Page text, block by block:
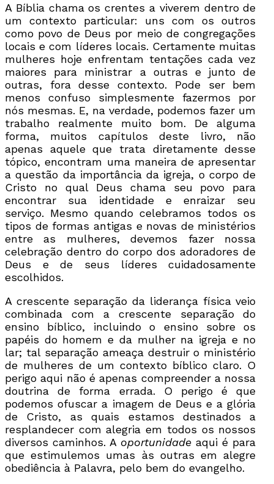
A Bíblia chama os crentes a viverem dentro de
um contexto particular: uns com os outros
como povo de Deus por meio de congregações
locais e com líderes locais. Certamente muitas
mulheres hoje enfrentam tentações cada vez
maiores para ministrar a outras e junto de
outras, fora desse contexto. Pode ser bem
menos confuso simplesmente fazermos por
nós mesmas. E, na verdade, podemos fazer um
trabalho realmente muito bom. De alguma
forma, muitos capítulos deste livro, não
apenas aquele que trata diretamente desse
tópico, encontram uma maneira de apresentar
a questão da importância da igreja, o corpo de
Cristo no qual Deus chama seu povo para
encontrar sua identidade e enraizar seu
serviço. Mesmo quando celebramos todos os
tipos de formas antigas e novas de ministérios
entre as mulheres, devemos fazer nossa
celebração dentro do corpo dos adoradores de
Deus e de seus líderes cuidadosamente
escolhidos.
A crescente separação da liderança física veio
combinada com a crescente separação do
ensino bíblico, incluindo o ensino sobre os
papéis do homem e da mulher na igreja e no
lar; tal separação ameaça destruir o ministério
de mulheres de um contexto bíblico claro. O
perigo aqui não é apenas compreender a nossa
doutrina de forma errada. O perigo é que
podemos ofuscar a imagem de Deus e a glória
de Cristo, as quais estamos destinados a
resplandecer com alegria em todos os nossos
diversos caminhos. A oportunidadeaqui é para
que estimulemos umas às outras em alegre
obediência à Palavra, pelo bem do evangelho.